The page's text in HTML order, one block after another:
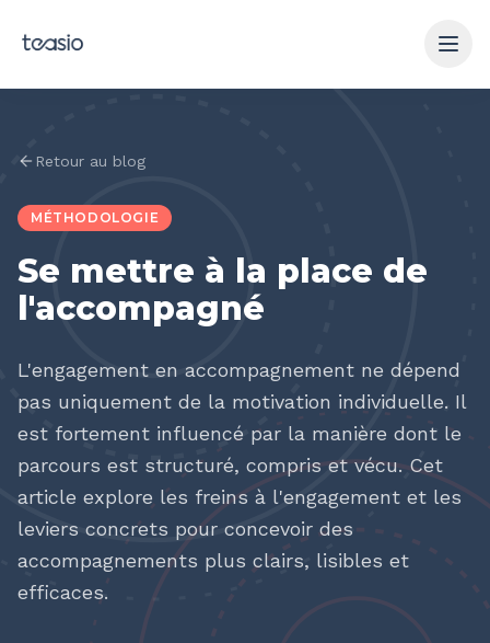
Retour au blog
MÉTHODOLOGIE
Se mettre à la place de
l'accompagné
L'engagement en accompagnement ne dépend
pas uniquement de la motivation individuelle. Il
est fortement influencé par la manière dont le
parcours est structuré, compris et vécu. Cet
article explore les freins à l'engagement et les
leviers concrets pour concevoir des
accompagnements plus clairs, lisibles et
efficaces.